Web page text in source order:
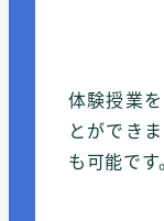
体験授業
とができ
も可能です。